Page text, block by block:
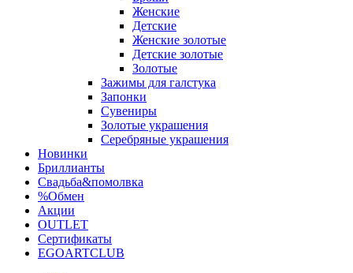
Женские
Детские
Женские золотые
Детские золотые
Золотые
Зажимы для галстука
Запонки
Сувениры
Золотые украшения
Серебряные украшения
Новинки
Бриллианты
Свадьба&помолвка
%Обмен
Акции
OUTLET
Сертификаты
EGOARTCLUB